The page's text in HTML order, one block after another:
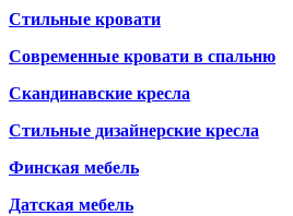
Стильные кровати
Современные кровати в спальню
Скандинавские кресла
Стильные дизайнерские кресла
Финская мебель
Датская мебель